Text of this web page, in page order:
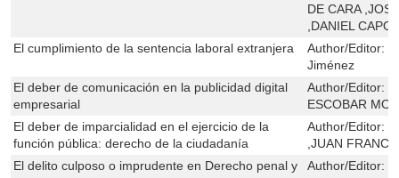
DE CARA
,DANIEL
El cumplimiento de la sentencia laboral extranjera
Author/Editor:
Jiménez
El deber de comunicación en la publicidad digital
empresarial
Author/Editor:
ESCOBAR
El deber de imparcialidad en el ejercicio de la
función pública: derecho de la ciudadanía
Author/Editor:
,JUAN
El delito culposo o imprudente en Derecho penal y
Author/Editor: